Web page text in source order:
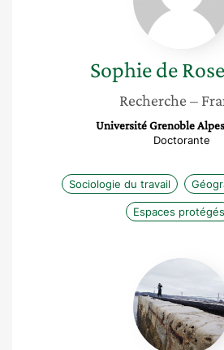
Sophie de
Recherche –
Université Grenoble
Doctorante
Sociologie du travail
Espaces protégés
Marie-